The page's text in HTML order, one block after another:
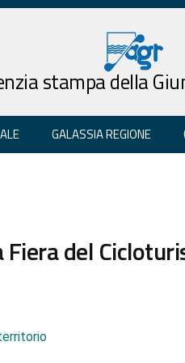
stampa della
GALASSIA REGIONE
Fiera del